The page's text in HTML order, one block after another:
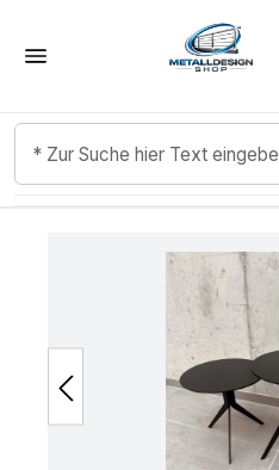
Zum Hauptinhalt springen
Bildergalerie überspringen